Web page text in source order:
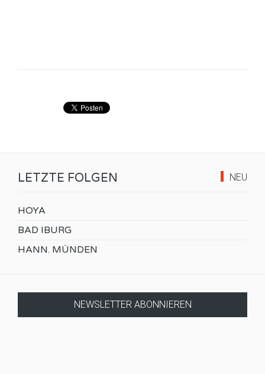
NEU
LETZTE FOLGEN
HOYA
BAD IBURG
HANN. MÜNDEN
NEWSLETTER ABONNIEREN